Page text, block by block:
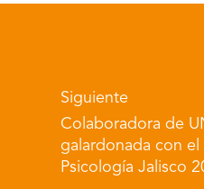
Siguiente
Colaboradora de
galardonada con el
Psicología Jalisco